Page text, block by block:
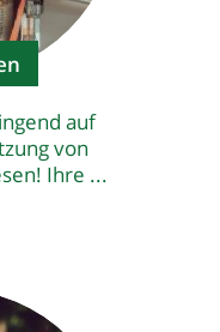
auf
von
Ihre ...